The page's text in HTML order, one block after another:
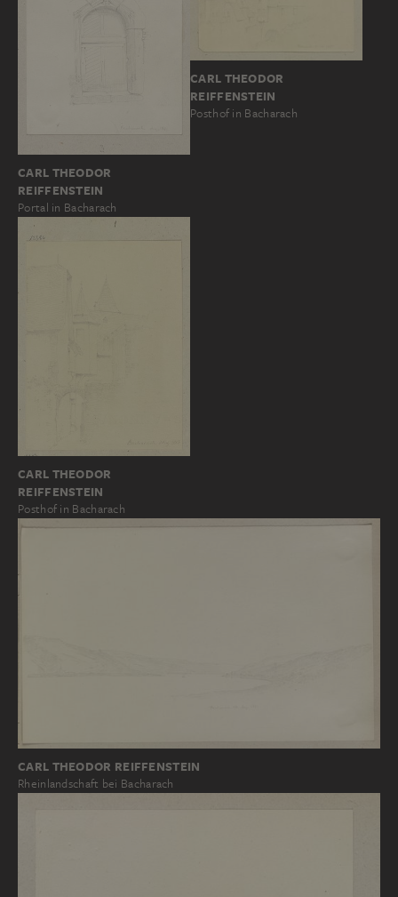
CARL THEODOR
REIFFENSTEIN
Portal in Bacharach
CARL THEODOR
REIFFENSTEIN
Posthof in Bacharach
CARL THEODOR
REIFFENSTEIN
Posthof in Bacharach
CARL THEODOR REIFFENSTEIN
Rheinlandschaft bei Bacharach